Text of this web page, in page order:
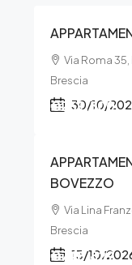
Via Roma
Brescia
30/10/
€259.800
BOVEZZO
Via Lina
Brescia
13/10/
€748.829